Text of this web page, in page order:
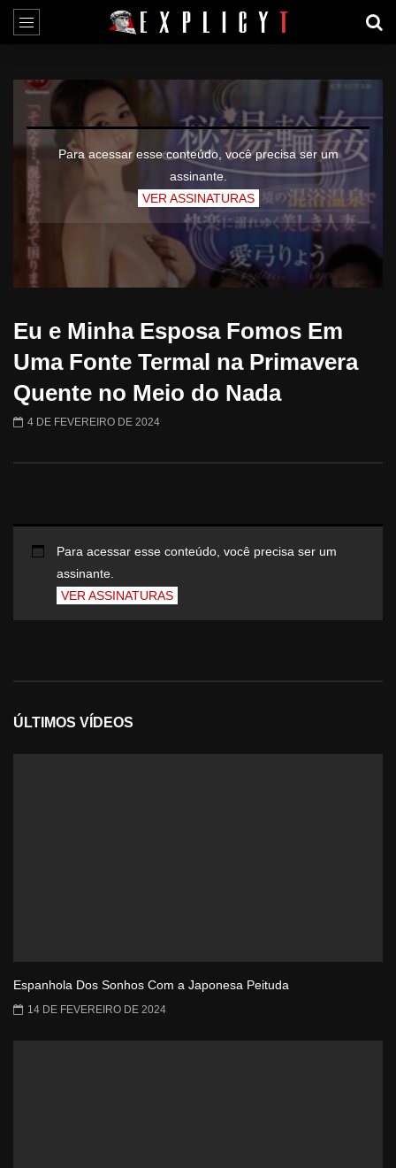
Para acessar esse conteúdo, você precisa ser um
assinante.
VER ASSINATURAS
Eu e Minha Esposa Fomos Em
Uma Fonte Termal na Primavera
Quente no Meio do Nada
4 DE FEVEREIRO DE 2024
Para acessar esse conteúdo, você precisa ser um
assinante.
VER ASSINATURAS
ÚLTIMOS VÍDEOS
Espanhola Dos Sonhos Com a Japonesa Peituda
14 DE FEVEREIRO DE 2024